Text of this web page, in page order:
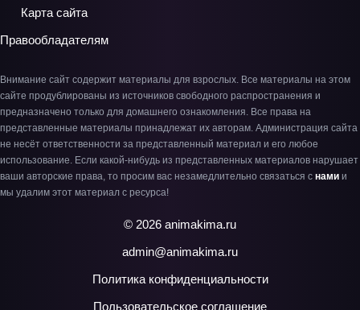
Карта сайта
Правообладателям
Внимание сайт содержит материалы для взрослых. Все материалы на этом
сайте продублированы из источников свободного распространения и
предназначено только для домашнего ознакомления. Все права на
представленные материалы принадлежат их авторам. Администрация сайта
не несёт ответственности за представленный материал и его любое
использование. Если какой-нибудь из представленных материалов нарушает
ваши авторские права, то просим вас незамедлительно связаться с нами и
мы удалим этот материал с ресурса!
© 2026 animakima.ru
admin@animakima.ru
Политика конфиденциальности
Пользовательское соглашение